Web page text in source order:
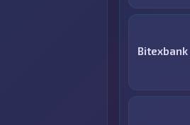
Bitexbank